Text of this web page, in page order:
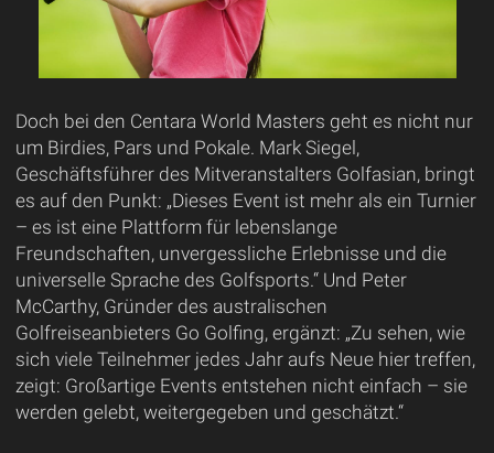
Doch bei den Centara World Masters geht es nicht nur
um Birdies, Pars und Pokale. Mark Siegel,
Geschäftsführer des Mitveranstalters Golfasian, bringt
es auf den Punkt: „Dieses Event ist mehr als ein Turnier
– es ist eine Plattform für lebenslange
Freundschaften, unvergessliche Erlebnisse und die
universelle Sprache des Golfsports.“ Und Peter
McCarthy, Gründer des australischen
Golfreiseanbieters Go Golfing, ergänzt: „Zu sehen, wie
sich viele Teilnehmer jedes Jahr aufs Neue hier treffen,
zeigt: Großartige Events entstehen nicht einfach – sie
werden gelebt, weitergegeben und geschätzt.“